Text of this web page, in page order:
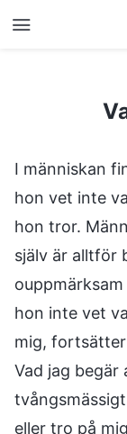
Vad vet du om tro?
I människan
hon vet inte
hon tror.
själv är alltför
hon inte vet
mig,
Vad jag begär
eller tro på